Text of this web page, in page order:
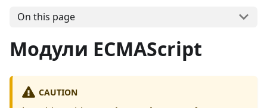
On this page
Модули ECMAScript
CAUTION